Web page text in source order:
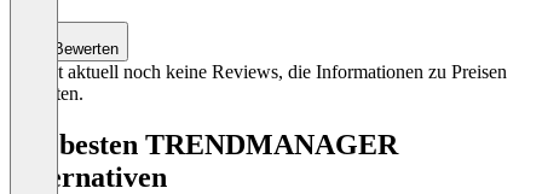
Bewerten
Es gibt aktuell noch keine Reviews, die Informationen zu Preisen
enthalten.
Die besten TRENDMANAGER
Alternativen